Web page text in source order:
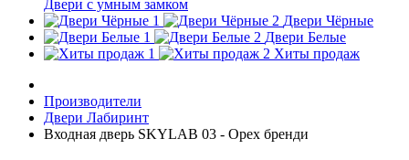
Двери с умным замком
Двери Чёрные
Двери Белые
Хиты продаж
Производители
Двери Лабиринт
Входная дверь SKYLAB 03 - Орех бренди